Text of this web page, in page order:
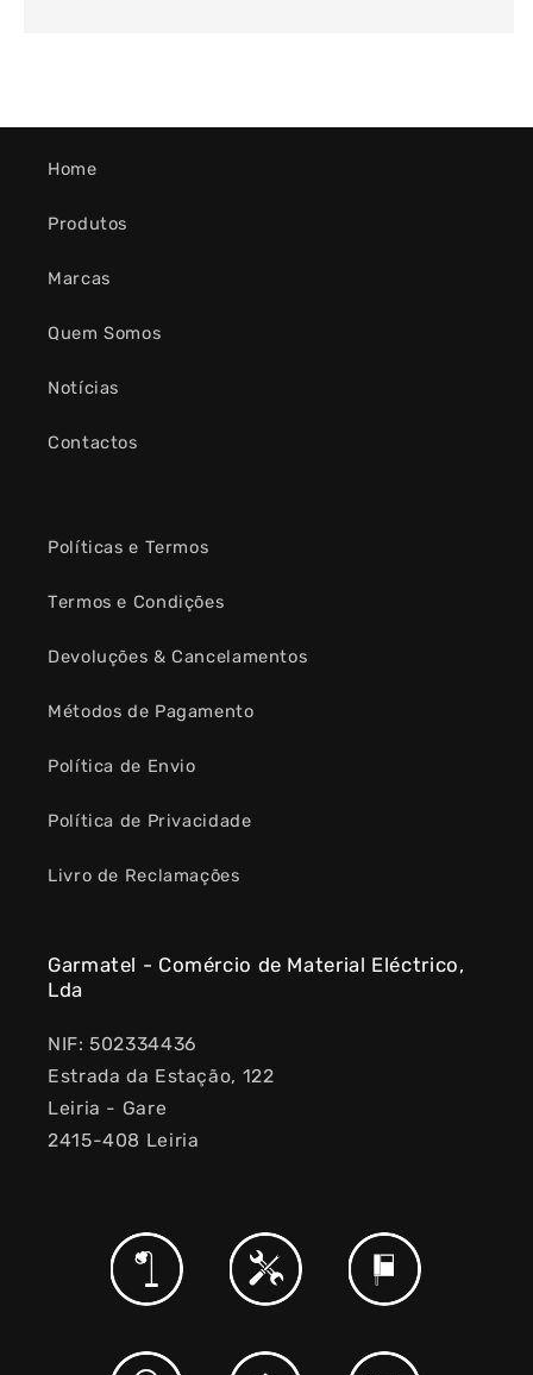
Home
Produtos
Marcas
Quem Somos
Notícias
Contactos
Políticas e Termos
Termos e Condições
Devoluções & Cancelamentos
Métodos de Pagamento
Política de Envio
Política de Privacidade
Livro de Reclamações
Garmatel - Comércio de Material Eléctrico,
Lda
NIF: 502334436
Estrada da Estação, 122
Leiria - Gare
2415-408 Leiria